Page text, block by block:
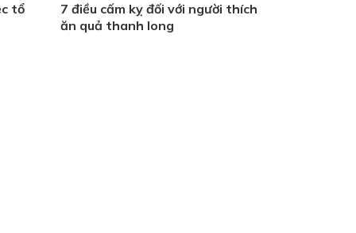
tổ
7 điều cấm kỵ đối với người thích
ăn quả thanh long